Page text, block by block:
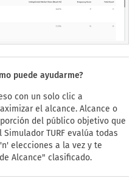
puede ayudarme?
con un solo clic a
el alcance. Alcance o
del público objetivo que
TURF evalúa todas
elecciones a la vez y te
Alcance" clasificado.